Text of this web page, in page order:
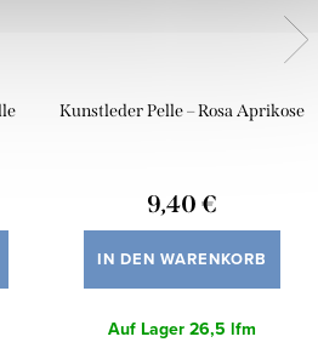
Kunstleder Pelle – Rosa Aprikose
9,40 €
IN DEN WARENKORB
Auf Lager26,5 lfm